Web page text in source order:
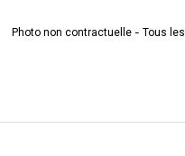
Photo non contractuelle - Tous